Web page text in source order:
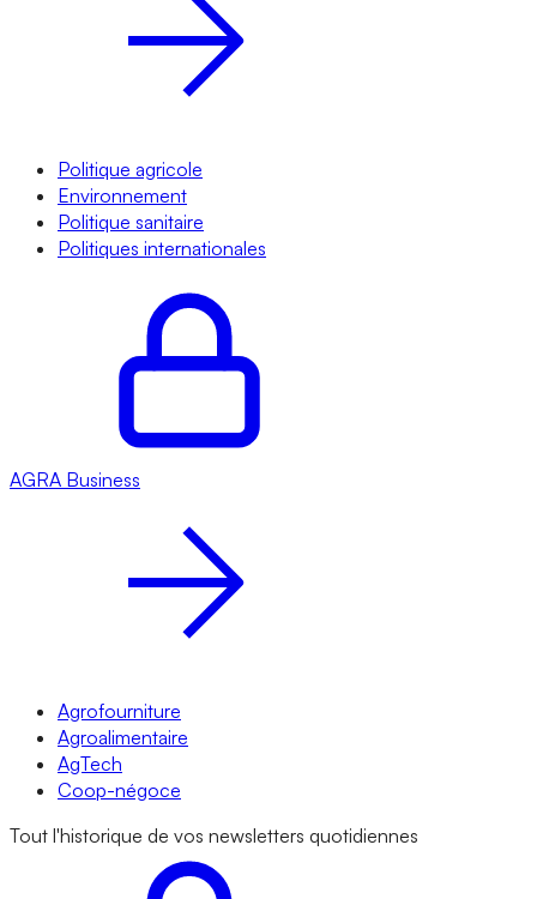
Politique agricole
Environnement
Politique sanitaire
Politiques internationales
AGRA Business
Agrofourniture
Agroalimentaire
AgTech
Coop-négoce
Tout l'historique de vos newsletters quotidiennes